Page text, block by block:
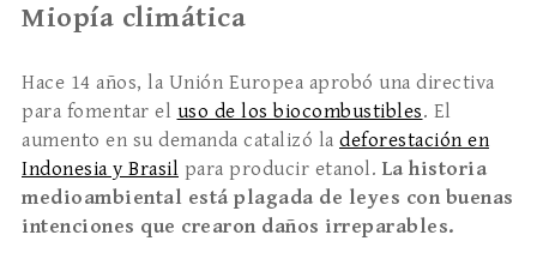
Miopía climática
Hace 14 años, la Unión Europea aprobó una directiva
para fomentar el uso de los biocombustibles. El
aumento en su demanda catalizó la deforestación en
Indonesia y Brasil para producir etanol. La historia
medioambiental está plagada de leyes con buenas
intenciones que crearon daños irreparables.